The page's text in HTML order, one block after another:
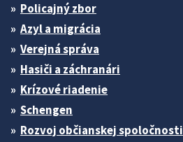
Policajný zbor
Azyl a migrácia
Verejná správa
Hasiči a záchranári
Krízové riadenie
Schengen
Rozvoj občianskej spoločnosti